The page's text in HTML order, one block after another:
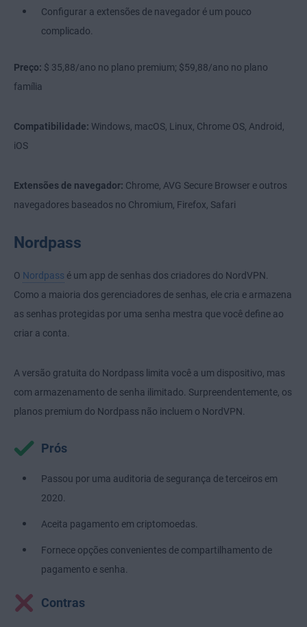
Configurar a extensões de navegador é um pouco
complicado.
Preço: $ 35,88/ano no plano premium; $59,88/ano no plano
família
Compatibilidade: Windows, macOS, Linux, Chrome OS, Android,
iOS
Extensões de navegador: Chrome, AVG Secure Browser e outros
navegadores baseados no Chromium, Firefox, Safari
Nordpass
O Nordpass é um app de senhas dos criadores do NordVPN.
Como a maioria dos gerenciadores de senhas, ele cria e armazena
as senhas protegidas por uma senha mestra que você define ao
criar a conta.
A versão gratuita do Nordpass limita você a um dispositivo, mas
com armazenamento de senha ilimitado. Surpreendentemente, os
planos premium do Nordpass não incluem o NordVPN.
Prós
Passou por uma auditoria de segurança de terceiros em
2020.
Aceita pagamento em criptomoedas.
Fornece opções convenientes de compartilhamento de
pagamento e senha.
Contras